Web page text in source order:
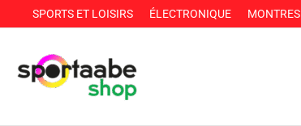
au
SPORTS ET LOISIRS ÉLECTRONIQUE MONTRES